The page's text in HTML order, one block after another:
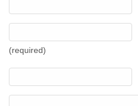
(required)